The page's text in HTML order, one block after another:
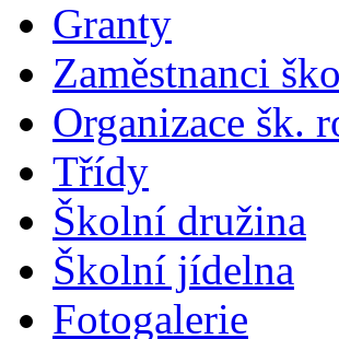
Granty
Zaměstnanci
Organizace šk.
Třídy
Školní družina
Školní jídelna
Fotogalerie